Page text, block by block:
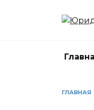
ГЛАВНАЯ